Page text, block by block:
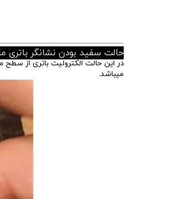
حالت سفید بودن نشانگر باتری
در این حالت الکترولیت باتری از
میباشد.